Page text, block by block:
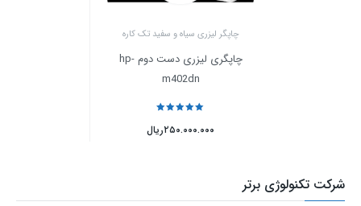
چاپگر لیزری سیاه و سفید تک کاره
چاپگری لیزری دست دوم hp-
m402dn
ریال۲۵۰.۰۰۰.۰۰۰
شرکت تکنولوژی برتر